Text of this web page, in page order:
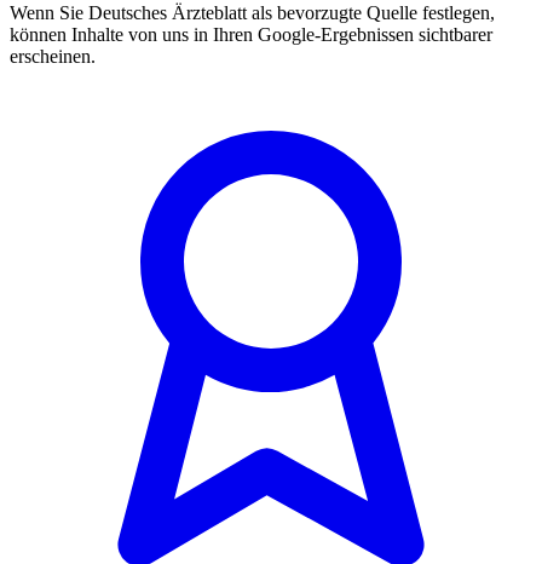
Wenn Sie Deutsches Ärzteblatt als bevorzugte Quelle festlegen,
können Inhalte von uns in Ihren Google-Ergebnissen sichtbarer
erscheinen.